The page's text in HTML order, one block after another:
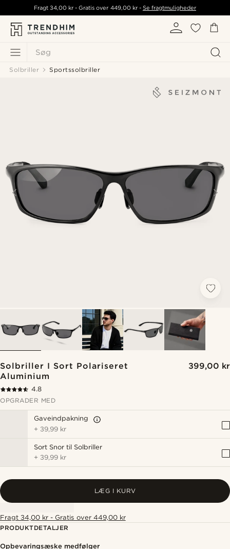
Søg
Fragt34,00 kr - Gratis over 449,00 kr- Se fragtmuligheder
Solbriller Sportssolbriller
Solbriller I Sort Polariseret
Aluminium
399,00 kr
4.8
OPGRADER MED
Gaveindpakning
+ 39,99 kr
Sort Snor til Solbriller
+ 39,99 kr
LÆG I KURV
Fragt 34,00 kr - Gratis over 449,00 kr
PRODUKTDETALJER
Opbevaringsæske medfølger